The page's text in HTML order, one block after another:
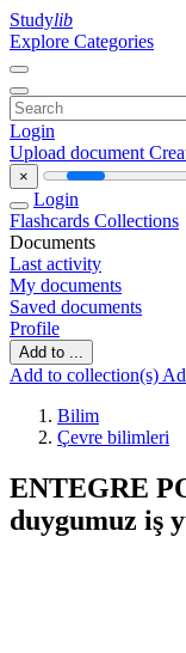
Studylib
Explore Categories
Login
Upload document
×
Login
Flashcards Collections
Documents
Last activity
My documents
Saved documents
Profile
Add to ...
Add to collection(s)
Bilim
Çevre bilimleri
ENTEGRE
duygumuz iş